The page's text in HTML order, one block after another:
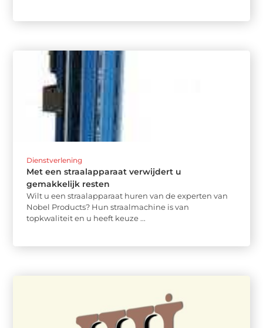
Dienstverlening
Met een straalapparaat verwijdert u
gemakkelijk resten
Wilt u een straalapparaat huren van de experten van
Nobel Products? Hun straalmachine is van
topkwaliteit en u heeft keuze ...